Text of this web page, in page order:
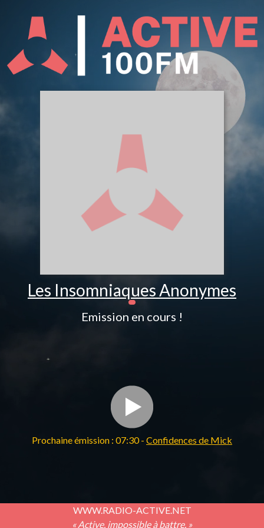
Les Insomniaques Anonymes
Emission en cours !
Prochaine émission : 07:30 - Confidences de Mick
WWW.RADIO-ACTIVE.NET
« Active, impossible à battre. »